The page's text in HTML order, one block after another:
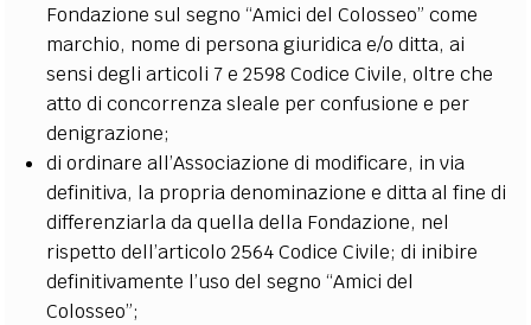
Fondazione sul segno “Amici del Colosseo” come
marchio, nome di persona giuridica e/o ditta, ai
sensi degli articoli 7 e 2598 Codice Civile, oltre che
atto di concorrenza sleale per confusione e per
denigrazione;
di ordinare all’Associazione di modificare, in via
definitiva, la propria denominazione e ditta al fine di
differenziarla da quella della Fondazione, nel
rispetto dell’articolo 2564 Codice Civile; di inibire
definitivamente l’uso del segno “Amici del
Colosseo”;